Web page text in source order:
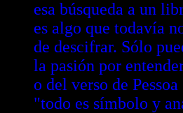
esa búsqueda a un
es algo que todavía
de descifrar. Sólo
la pasión por
o del verso de
"todo es símbolo y